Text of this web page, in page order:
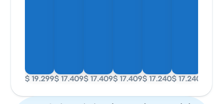
$ 19.299$ 17.409$ 17.409$ 17.409$ 17.240$ 17.240